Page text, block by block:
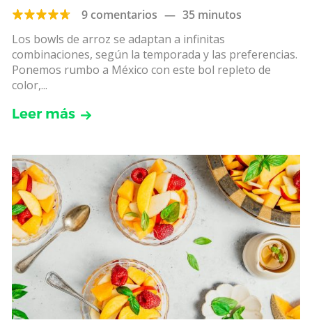
9 comentarios — 35 minutos
Los bowls de arroz se adaptan a infinitas
combinaciones, según la temporada y las preferencias.
Ponemos rumbo a México con este bol repleto de
color,...
Leer más